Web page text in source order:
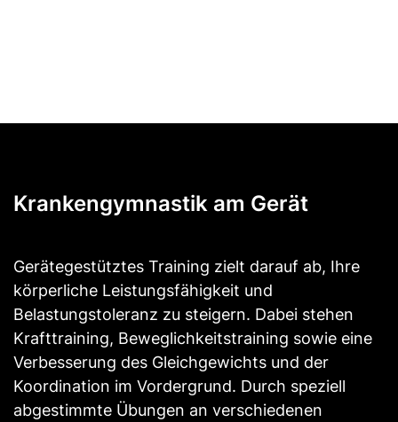
Krankengymnastik am Gerät
Gerätegestütztes Training zielt darauf ab, Ihre
körperliche Leistungsfähigkeit und
Belastungstoleranz zu steigern. Dabei stehen
Krafttraining, Beweglichkeitstraining sowie eine
Verbesserung des Gleichgewichts und der
Koordination im Vordergrund. Durch speziell
abgestimmte Übungen an verschiedenen